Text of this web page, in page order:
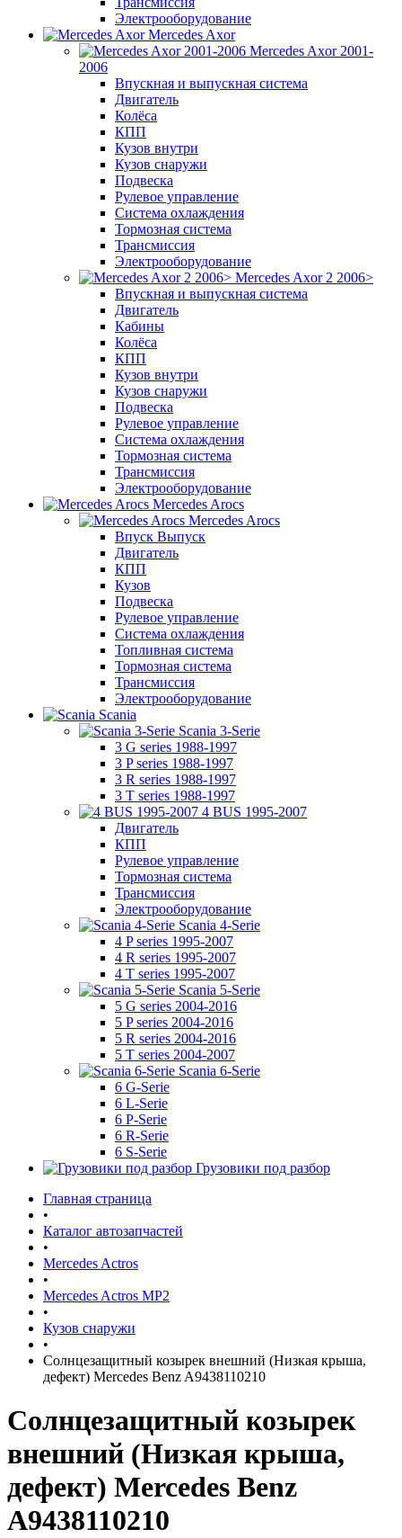
Электрооборудование
Mercedes Axor
Mercedes Axor 2001-
2006
Впускная и выпускная система
Двигатель
Колёса
КПП
Кузов внутри
Кузов снаружи
Подвеска
Рулевое управление
Система охлаждения
Тормозная система
Трансмиссия
Электрооборудование
Mercedes Axor 2 2006>
Впускная и выпускная система
Двигатель
Кабины
Колёса
КПП
Кузов внутри
Кузов снаружи
Подвеска
Рулевое управление
Система охлаждения
Тормозная система
Трансмиссия
Электрооборудование
Mercedes Arocs
Mercedes Arocs
Впуск Выпуск
Двигатель
КПП
Кузов
Подвеска
Рулевое управление
Система охлаждения
Топливная система
Тормозная система
Трансмиссия
Электрооборудование
Scania
Scania 3-Serie
3 G series 1988-1997
3 P series 1988-1997
3 R series 1988-1997
3 T series 1988-1997
4 BUS 1995-2007
Двигатель
КПП
Рулевое управление
Тормозная система
Трансмиссия
Электрооборудование
Scania 4-Serie
4 P series 1995-2007
4 R series 1995-2007
4 T series 1995-2007
Scania 5-Serie
5 G series 2004-2016
5 P series 2004-2016
5 R series 2004-2016
5 T series 2004-2007
Scania 6-Serie
6 G-Serie
6 L-Serie
6 P-Serie
6 R-Serie
6 S-Serie
Грузовики под разбор
Главная страница
•
Каталог автозапчастей
•
Mercedes Actros
•
Mercedes Actros MP2
•
Кузов снаружи
•
Солнцезащитный козырек внешний (Низкая крыша,
дефект) Mercedes Benz A9438110210
Солнцезащитный козырек
внешний (Низкая крыша,
дефект) Mercedes Benz
A9438110210